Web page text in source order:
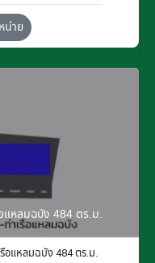
น่าย
อแหลมฉบัง 484 ตร.ม.
รือแหลมฉบัง 484 ตร.ม.